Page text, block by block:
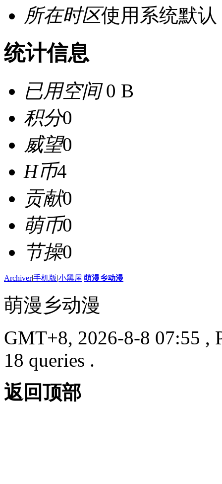
所在时区使用系统默认
统计信息
已用空间0 B
积分0
威望0
H币4
贡献0
萌币0
节操0
Archiver|手机版|小黑屋|萌漫乡动漫
萌漫乡动漫
GMT+8, 2026-8-8 07:55 ,
18 queries .
返回顶部